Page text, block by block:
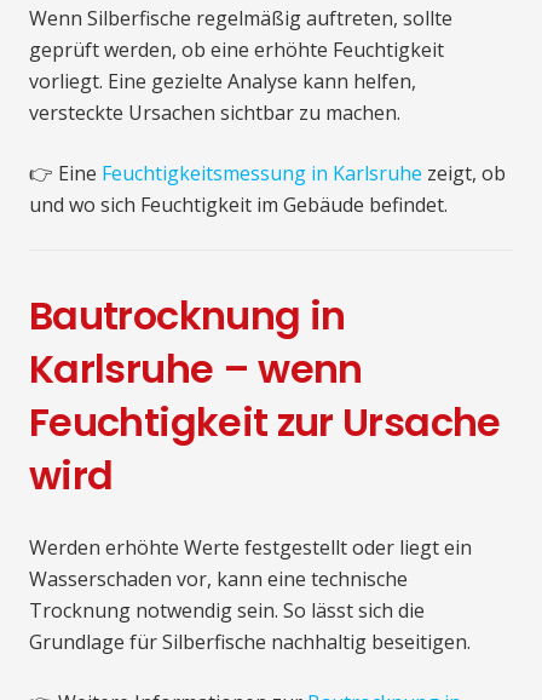
Wenn Silberfische regelmäßig auftreten, sollte
geprüft werden, ob eine erhöhte Feuchtigkeit
vorliegt. Eine gezielte Analyse kann helfen,
versteckte Ursachen sichtbar zu machen.
👉 Eine Feuchtigkeitsmessung in Karlsruhe zeigt, ob
und wo sich Feuchtigkeit im Gebäude befindet.
Bautrocknung in
Karlsruhe – wenn
Feuchtigkeit zur Ursache
wird
Werden erhöhte Werte festgestellt oder liegt ein
Wasserschaden vor, kann eine technische
Trocknung notwendig sein. So lässt sich die
Grundlage für Silberfische nachhaltig beseitigen.